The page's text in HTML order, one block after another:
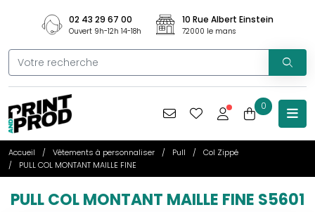
02 43 29 67 00
Ouvert 9h-12h 14-18h
10 Rue Albert Einstein
72000 le mans
0
Accueil Vêtements à personnaliser Pull
Col Zippé
PULL COL MONTANT MAILLE FINE
PULL COL MONTANT MAILLE FINE S5601